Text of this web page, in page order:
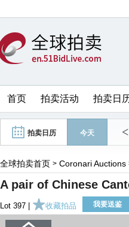
首页 拍卖活动 拍卖日
拍卖日历 今天 <
全球拍卖首页 > Coronari Auctions
A pair of Chinese
Lot 397 | 收藏拍品 我要送鉴